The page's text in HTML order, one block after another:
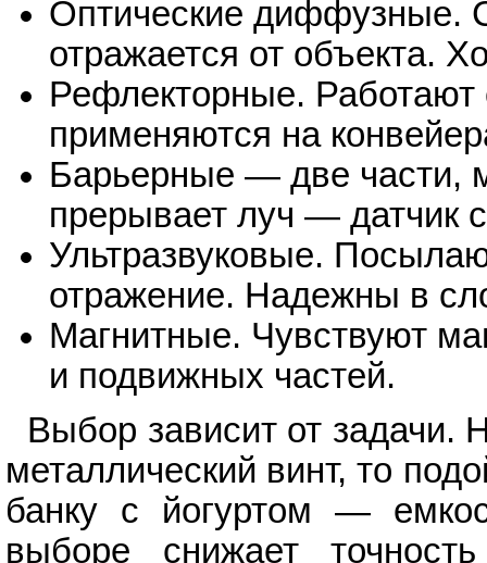
Оптические диффузные.
отражается от объекта.
Рефлекторные.
применяются на
Барьерные — две части,
прерывает луч — датчик
Ультразвуковые.
отражение. Надежны в
Магнитные. Чувствуют
и подвижных частей.
Выбор зависит от задачи.
металлический винт, то
банку с йогуртом —
выборе снижает